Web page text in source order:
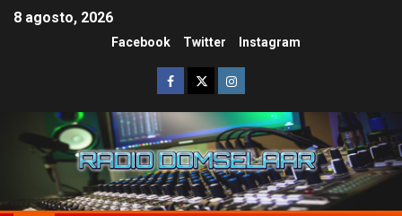
8 agosto, 2026
Facebook Twitter Instagram